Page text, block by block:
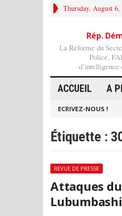
Thursday, August 6,
Rép.
La Réforme du
Police,
d’intelligence
ACCUEIL A
ECRIVEZ-NOUS !
Étiquette :
REVUE DE PRESSE
Attaques